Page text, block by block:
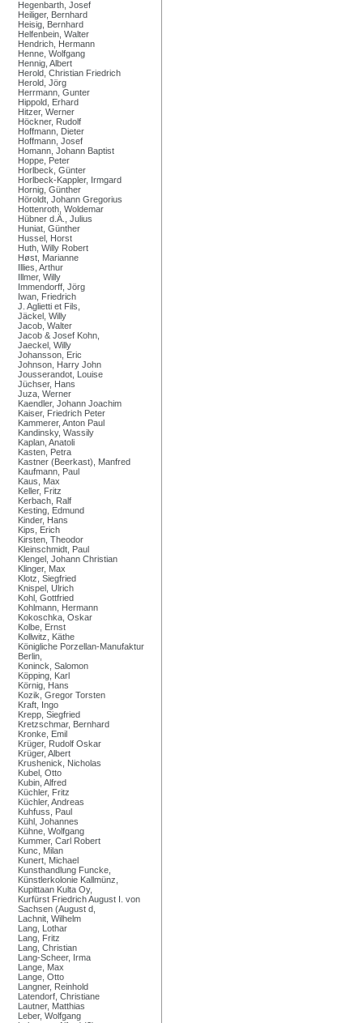
Hegenbarth, Josef
Heiliger, Bernhard
Heisig, Bernhard
Helfenbein, Walter
Hendrich, Hermann
Henne, Wolfgang
Hennig, Albert
Herold, Christian Friedrich
Herold, Jörg
Herrmann, Gunter
Hippold, Erhard
Hitzer, Werner
Höckner, Rudolf
Hoffmann, Dieter
Hoffmann, Josef
Homann, Johann Baptist
Hoppe, Peter
Horlbeck, Günter
Horlbeck-Kappler, Irmgard
Hornig, Günther
Höroldt, Johann Gregorius
Hottenroth, Woldemar
Hübner d.Ä., Julius
Huniat, Günther
Hussel, Horst
Huth, Willy Robert
Høst, Marianne
Illies, Arthur
Illmer, Willy
Immendorff, Jörg
Iwan, Friedrich
J. Aglietti et Fils,
Jäckel, Willy
Jacob, Walter
Jacob & Josef Kohn,
Jaeckel, Willy
Johansson, Eric
Johnson, Harry John
Jousserandot, Louise
Jüchser, Hans
Juza, Werner
Kaendler, Johann Joachim
Kaiser, Friedrich Peter
Kammerer, Anton Paul
Kandinsky, Wassily
Kaplan, Anatoli
Kasten, Petra
Kastner (Beerkast), Manfred
Kaufmann, Paul
Kaus, Max
Keller, Fritz
Kerbach, Ralf
Kesting, Edmund
Kinder, Hans
Kips, Erich
Kirsten, Theodor
Kleinschmidt, Paul
Klengel, Johann Christian
Klinger, Max
Klotz, Siegfried
Knispel, Ulrich
Kohl, Gottfried
Kohlmann, Hermann
Kokoschka, Oskar
Kolbe, Ernst
Kollwitz, Käthe
Königliche Porzellan-Manufaktur
Berlin,
Koninck, Salomon
Köpping, Karl
Körnig, Hans
Kozik, Gregor Torsten
Kraft, Ingo
Krepp, Siegfried
Kretzschmar, Bernhard
Kronke, Emil
Krüger, Rudolf Oskar
Krüger, Albert
Krushenick, Nicholas
Kubel, Otto
Kubin, Alfred
Küchler, Fritz
Küchler, Andreas
Kuhfuss, Paul
Kühl, Johannes
Kühne, Wolfgang
Kummer, Carl Robert
Kunc, Milan
Kunert, Michael
Kunsthandlung Funcke,
Künstlerkolonie Kallmünz,
Kupittaan Kulta Oy,
Kurfürst Friedrich August I. von
Sachsen (August d,
Lachnit, Wilhelm
Lang, Lothar
Lang, Fritz
Lang, Christian
Lang-Scheer, Irma
Lange, Max
Lange, Otto
Langner, Reinhold
Latendorf, Christiane
Lautner, Matthias
Leber, Wolfgang